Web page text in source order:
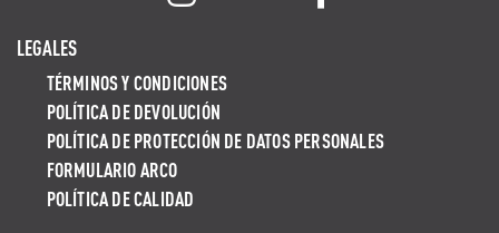
LEGALES
TÉRMINOS Y CONDICIONES
POLÍTICA DE DEVOLUCIÓN
POLÍTICA DE PROTECCIÓN DE DATOS PERSONALES
FORMULARIO ARCO
POLÍTICA DE CALIDAD